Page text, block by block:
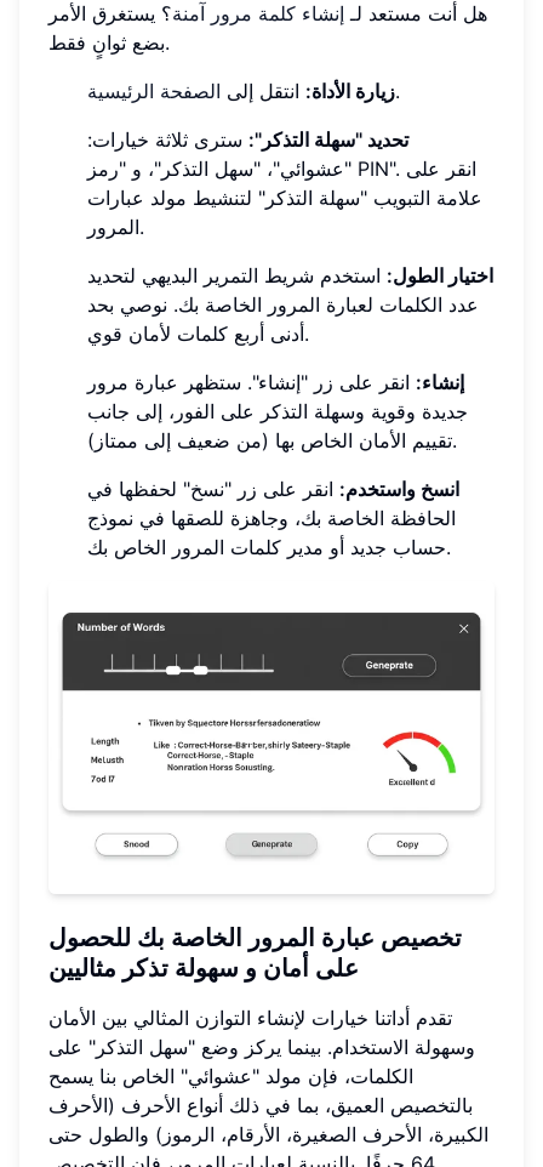
هل أنت مستعد لـ إنشاء كلمة مرور آمنة؟ يستغرق الأمر
بضع ثوانٍ فقط.
زيارة الأداة: انتقل إلى الصفحة الرئيسية
.
تحديد "سهلة التذكر": سترى ثلاثة خيارات:
"عشوائي"، "سهل التذكر"، و "رمز PIN". انقر على
علامة التبويب "سهلة التذكر" لتنشيط مولد عبارات
المرور.
اختيار الطول: استخدم شريط التمرير البديهي لتحديد
عدد الكلمات لعبارة المرور الخاصة بك. نوصي بحد
أدنى أربع كلمات لأمان قوي.
إنشاء: انقر على زر "إنشاء". ستظهر عبارة مرور
جديدة وقوية وسهلة التذكر على الفور، إلى جانب
تقييم الأمان الخاص بها (من ضعيف إلى ممتاز).
انسخ واستخدم: انقر على زر "نسخ" لحفظها في
الحافظة الخاصة بك، وجاهزة للصقها في نموذج
حساب جديد أو مدير كلمات المرور الخاص بك.
تخصيص عبارة المرور الخاصة بك للحصول
على أمان و سهولة تذكر مثاليين
تقدم أداتنا خيارات لإنشاء التوازن المثالي بين الأمان
وسهولة الاستخدام. بينما يركز وضع "سهل التذكر" على
الكلمات، فإن مولد "عشوائي" الخاص بنا يسمح
بالتخصيص العميق، بما في ذلك أنواع الأحرف (الأحرف
الكبيرة، الأحرف الصغيرة، الأرقام، الرموز) والطول حتى